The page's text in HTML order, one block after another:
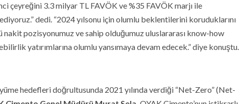
çeyreğini 3.3 milyar TL FAVÖK ve %35 FAVÖK marjı ile
dedi. “2024 yılsonu için olumlu beklentilerini koruduklarını
pozisyonumuz ve sahip olduğumuz uluslararası know-how
yatırımlarına olumlu yansımaya devam edecek.” diye konuştu.
hedefleri doğrultusunda 2021 yılında verdiği “Net-Zero” (Net-